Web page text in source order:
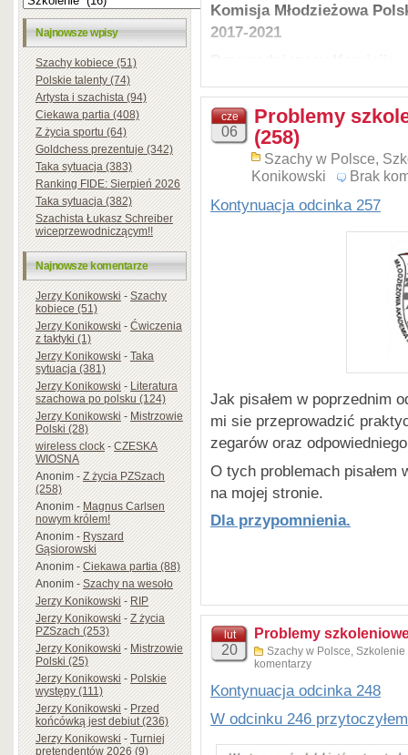
Najnowsze wpisy
Szachy kobiece (51)
Polskie talenty (74)
Artysta i szachista (94)
Ciekawa partia (408)
Z życia sportu (64)
Goldchess prezentuje (342)
Taka sytuacja (383)
Ranking FIDE: Sierpień 2026
Taka sytuacja (382)
Szachista Łukasz Schreiber
wiceprzewodniczącym!!
Najnowsze komentarze
Jerzy Konikowski-Szachy
kobiece (51)
Jerzy Konikowski-Ćwiczenia
z taktyki (1)
Jerzy Konikowski-Taka
sytuacja (381)
Jerzy Konikowski-Literatura
szachowa po polsku (124)
Jerzy Konikowski-Mistrzowie
Polski (28)
wireless clock-CZESKA
WIOSNA
Anonim-Z życia PZSzach
(258)
Anonim-Magnus Carlsen
nowym królem!
Anonim-Ryszard
Gąsiorowski
Anonim-Ciekawa partia (88)
Anonim-Szachy na wesoło
Jerzy Konikowski-RIP
Jerzy Konikowski-Z życia
PZSzach (253)
Jerzy Konikowski-Mistrzowie
Polski (25)
Jerzy Konikowski-Polskie
występy (111)
Jerzy Konikowski-Przed
końcówką jest debiut (236)
Jerzy Konikowski-Turniej
pretendentów 2026 (9)
Komisja Młodzieżowa
2017-2021
Młodzieżowych, trener i
przedsiębiorców 2016/17,
redaktor prowadzący i
Członkowie Komisji
kolejności alfabetycznej):
organizator największego
Ogólnopolskich Mistrzostw
1500 uczestników, sędzia
Wielkopolskiego Związku
szachowy.
FM Dawid Janaszak
–
wielu ogólnopolskich
szachowego w Polsce oraz
pracuje w branży IT (SAP).
publicysta szachowy.
Anna Mrozińska– Członek
Wyczynowego,
instruktorka i sędzia klasy
Marian Sadzikowski–
cze
06
Problemy
(258)
Szachy w Polsce,
Konikowski
Brak
Kontynuacja odcinka 257
Jak pisałem w poprzednim
mi sie przeprowadzić
zegarów oraz
O tych problemach
na mojej stronie.
Dla przypomnienia.
lut
20
Problemy
Szachy w Polsce, Szkolenie
komentarzy
Kontynuacja odcinka 248
W odcinku 246